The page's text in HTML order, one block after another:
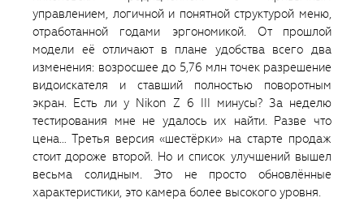
управлением, логичной и понятной структурой меню,
отработанной годами эргономикой. От прошлой
модели её отличают в плане удобства всего два
изменения: возросшее до 5,76 млн точек разрешение
видоискателя и ставший полностью поворотным
экран. Есть ли у Nikon Z 6 III минусы? За неделю
тестирования мне не удалось их найти. Разве что
цена… Третья версия «шестёрки» на старте продаж
стоит дороже второй. Но и список улучшений вышел
весьма солидным. Это не просто обновлённые
характеристики, это камера более высокого уровня.